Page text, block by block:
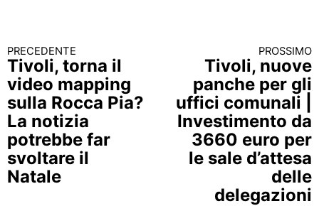
Continua a leggere
PRECEDENTE
Tivoli, torna il
video mapping
sulla Rocca Pia?
La notizia
potrebbe far
svoltare il
Natale
PROSSIMO
Tivoli, nuove
panche per gli
uffici comunali |
Investimento da
3660 euro per
le sale d’attesa
delle
delegazioni